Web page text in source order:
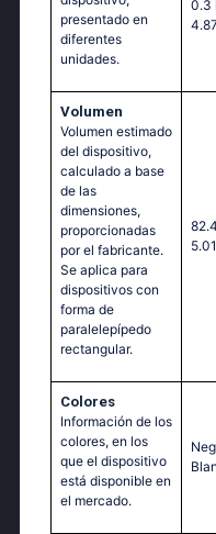
presentado en
diferentes
unidades.
0.3
Volumen
Volumen estimado
del dispositivo,
calculado a base
de las
dimensiones,
proporcionadas
por el fabricante.
Se aplica para
dispositivos con
forma de
paralelepípedo
rectangular.
Colores
Información de los
colores, en los
que el dispositivo
está disponible en
el mercado.